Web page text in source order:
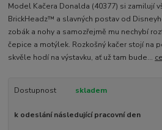
Model Kačera Donalda (40377) si zamilují
BrickHeadz™ a slavných postav od
zobák a nohy a samozřejmě mu nechybí
čepice a motýlek. Rozkošný kačer stojí na
skvěle hodí na výstavku, ať už tam bude...
Dostupnost skladem
k odeslání následující pracovní den